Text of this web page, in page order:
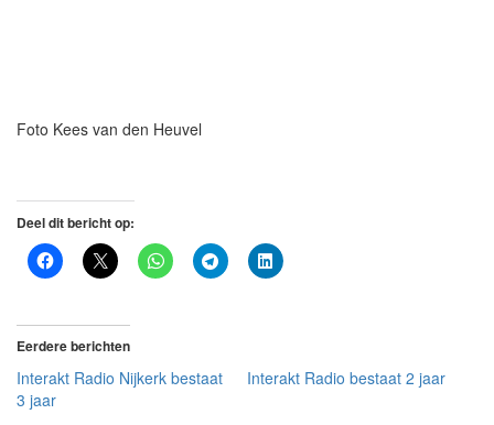
Foto Kees van den Heuvel
Deel dit bericht op:
Eerdere berichten
Interakt Radio Nijkerk bestaat
3 jaar
Interakt Radio bestaat 2 jaar